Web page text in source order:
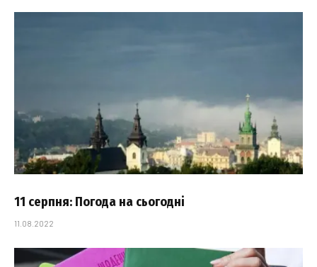
11 серпня: Погода на сьогодні
11.08.2022